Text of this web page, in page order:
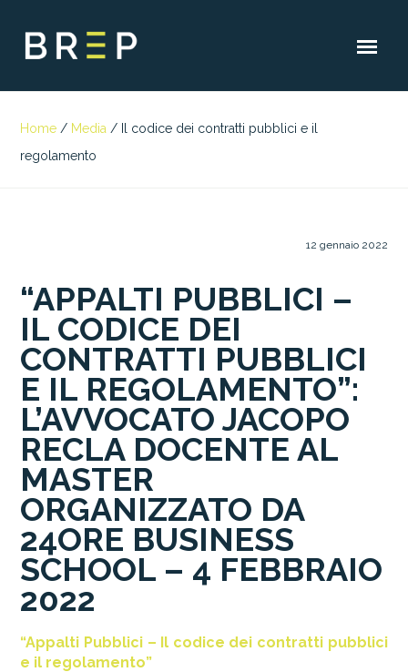
Home / Media /
Il codice dei contratti pubblici e il
regolamento
12 gennaio 2022
“APPALTI PUBBLICI –
IL CODICE DEI
CONTRATTI PUBBLICI
E IL REGOLAMENTO”:
L’AVVOCATO JACOPO
RECLA DOCENTE AL
MASTER
ORGANIZZATO DA
24ORE BUSINESS
SCHOOL – 4 FEBBRAIO
2022
“Appalti Pubblici – Il codice dei contratti pubblici
e il regolamento”